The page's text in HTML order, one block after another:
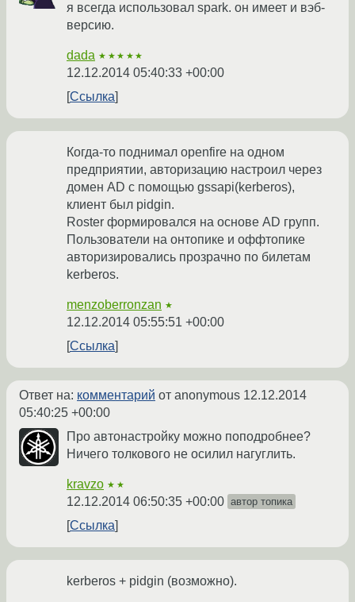
я всегда использовал spark. он имеет и вэб-
версию.
dada ★★★★★
12.12.2014 05:40:33 +00:00
Ссылка
Когда-то поднимал openfire на одном
предприятии, авторизацию настроил через
домен AD с помощью gssapi(kerberos),
клиент был pidgin.
Roster формировался на основе AD групп.
Пользователи на онтопике и оффтопике
авторизировались прозрачно по билетам
kerberos.
menzoberronzan ★
12.12.2014 05:55:51 +00:00
Ссылка
Ответ на: комментарий от anonymous 12.12.2014
05:40:25 +00:00
Про автонастройку можно поподробнее?
Ничего толкового не осилил нагуглить.
kravzo ★★
12.12.2014 06:50:35 +00:00 автор топика
Ссылка
kerberos + pidgin (возможно).